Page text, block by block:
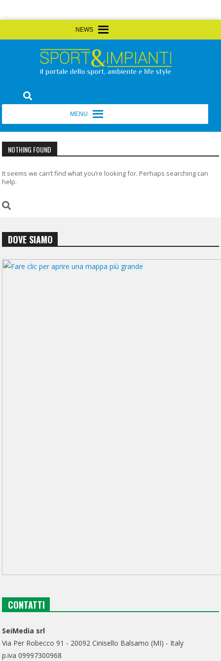
to
Sport&Impianti
NOTHING FOUND
It seems we can’t find what you’re looking for. Perhaps searching can
help.
DOVE SIAMO
CONTATTI
SeiMedia srl
Via Per Robecco 91 - 20092 Cinisello Balsamo (MI) - Italy
p.iva 09997300968